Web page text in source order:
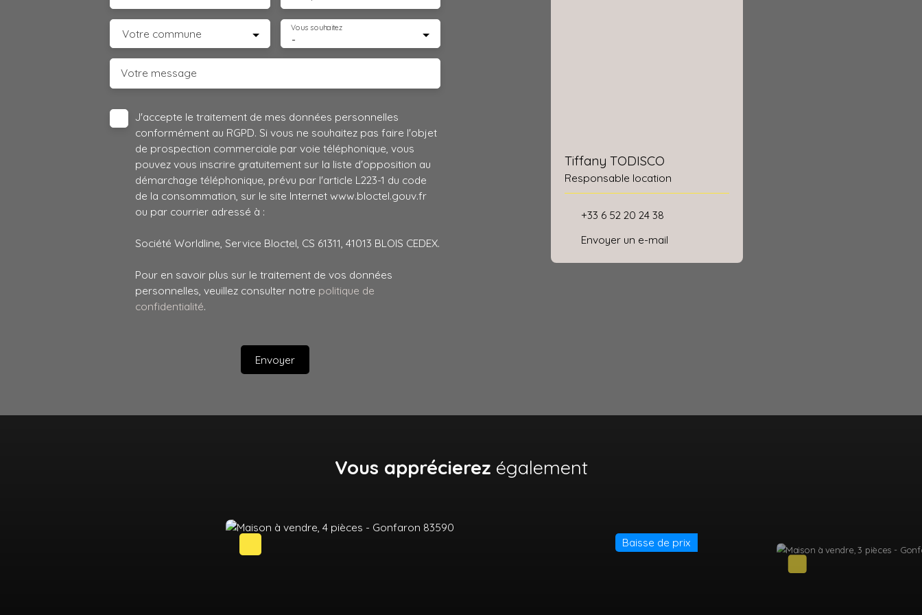
Votre commune -
Vous souhaitez
Votre message
J'accepte le traitement de mes données personnelles
conformément au RGPD. Si vous ne souhaitez pas faire l'objet
de prospection commerciale par voie téléphonique, vous
pouvez vous inscrire gratuitement sur la liste d'opposition au
démarchage téléphonique, prévu par l'article L223-1 du code
de la consommation, sur le site Internet www.bloctel.gouv.fr
ou par courrier adressé à :
Société Worldline, Service Bloctel, CS 61311, 41013 BLOIS CEDEX.
Pour en savoir plus sur le traitement de vos données
personnelles, veuillez consulter notre politique de
confidentialité.
Envoyer
Tiffany TODISCO
Responsable location
+33 6 52 20 24 38
Envoyer un e-mail
Vous apprécierez également
Nouveauté